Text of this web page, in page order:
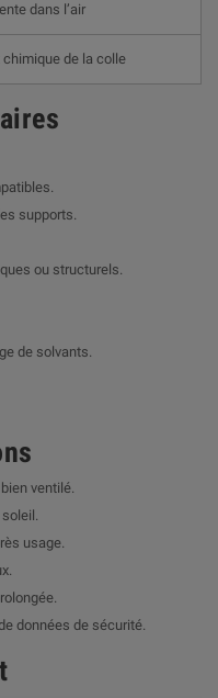
dans l’air
de la colle
supports.
ou structurels.
de solvants.
ventilé.
usage.
données de sécurité.